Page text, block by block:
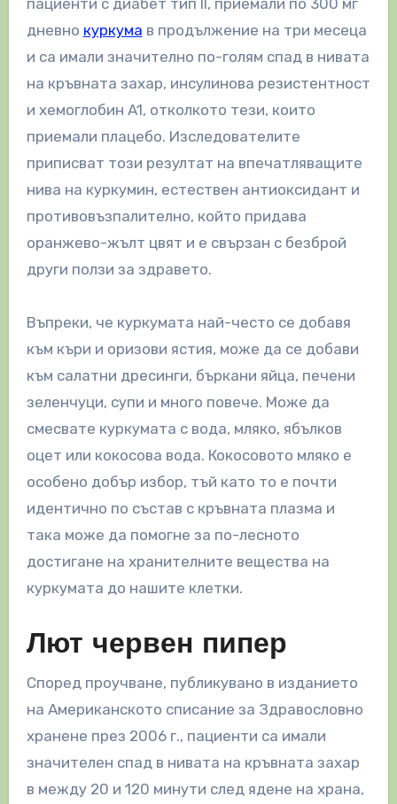
дневно куркума в продължение на три месеца
и са имали значително по-голям спад в нивата
на кръвната захар, инсулинова резистентност
и хемоглобин A1, отколкото тези, които
приемали плацебо. Изследователите
приписват този резултат на впечатляващите
нива на куркумин, естествен антиоксидант и
противовъзпалително, който придава
оранжево-жълт цвят и е свързан с безброй
други ползи за здравето.
Въпреки, че куркумата най-често се добавя
към къри и оризови ястия, може да се добави
към салатни дресинги, бъркани яйца, печени
зеленчуци, супи и много повече. Може да
смесвате куркумата с вода, мляко, ябълков
оцет или кокосова вода. Кокосовото мляко е
особено добър избор, тъй като то е почти
идентично по състав с кръвната плазма и
така може да помогне за по-лесното
достигане на хранителните вещества на
куркумата до нашите клетки.
Лют червен пипер
Според проучване, публикувано в изданието
на Американското списание за Здравословно
хранене през 2006 г., пациенти са имали
значителен спад в нивата на кръвната захар
в между 20 и 120 минути след ядене на храна,